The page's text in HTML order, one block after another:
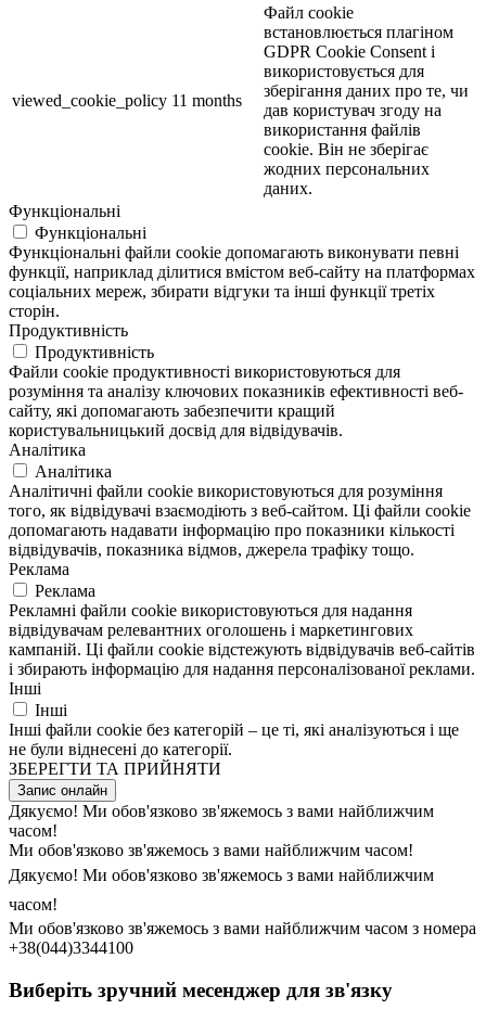
viewed_cookie_policy 11 months
Файл cookie
встановлюється плагіном
GDPR Cookie Consent і
використовується для
зберігання даних про те, чи
дав користувач згоду на
використання файлів
cookie. Він не зберігає
жодних персональних
даних.
Функціональні
Функціональні
Функціональні файли cookie допомагають виконувати певні
функції, наприклад ділитися вмістом веб-сайту на платформах
соціальних мереж, збирати відгуки та інші функції третіх
сторін.
Продуктивність
Продуктивність
Файли cookie продуктивності використовуються для
розуміння та аналізу ключових показників ефективності веб-
сайту, які допомагають забезпечити кращий
користувальницький досвід для відвідувачів.
Аналітика
Аналітика
Аналітичні файли cookie використовуються для розуміння
того, як відвідувачі взаємодіють з веб-сайтом. Ці файли cookie
допомагають надавати інформацію про показники кількості
відвідувачів, показника відмов, джерела трафіку тощо.
Реклама
Реклама
Рекламні файли cookie використовуються для надання
відвідувачам релевантних оголошень і маркетингових
кампаній. Ці файли cookie відстежують відвідувачів веб-сайтів
і збирають інформацію для надання персоналізованої реклами.
Інші
Інші
Інші файли cookie без категорій – це ті, які аналізуються і ще
не були віднесені до категорії.
ЗБЕРЕГТИ ТА ПРИЙНЯТИ
Запис онлайн
Дякуємо! Ми обов'язково зв'яжемось з вами найближчим
часом!
Ми обов'язково зв'яжемось з вами найближчим часом!
Дякуємо! Ми обов'язково зв'яжемось з вами найближчим
часом!
Ми обов'язково зв'яжемось з вами найближчим часом з номера
+38(044)3344100
Виберіть зручний месенджер для зв'язку